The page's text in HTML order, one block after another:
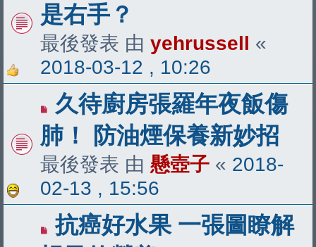
是右手？
最後發表 由 yehrussell «
2018-03-12 , 10:26
久待廚房張羅年夜飯傷
肺！ 防油煙保養新妙招
最後發表 由 懸壺子 « 2018-
02-13 , 15:56
抗癌好水果 一張圖瞭解